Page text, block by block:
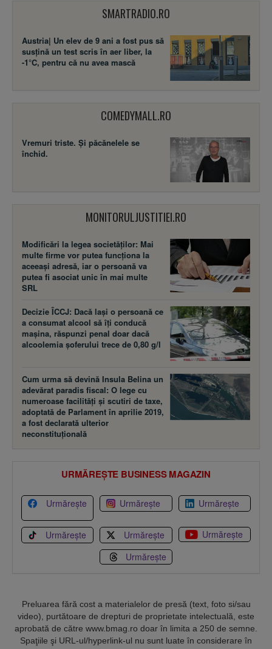
SMARTRADIO.RO
Austria| Un elev de 9 ani a fost pus să
susţină un test scris în aer liber, la
-1°C, pentru că nu avea mască
COMEDYMALL.RO
Vremuri triste. Şi păcănelele se
închid.
MONITORULJUSTITIEI.RO
Modificări la legea societăţilor: Mai
multe firme vor putea funcţiona la
aceeaşi adresă, iar o persoană va
putea fi asociat unic în mai multe
SRL
Decizie ÎCCJ: Dacă laşi o persoană ce
a consumat alcool să îţi conducă
maşina, răspunzi penal doar dacă
alcoolemia şoferului trece de 0,80 g/l
Cum urma să devină Insula Belina un
adevărat paradis fiscal: O lege cu
numeroase facilităţi şi scutiri de taxe,
adoptată de Parlament în aprilie 2019,
a fost declarată ulterior
neconstituţională
URMĂREȘTE BUSINESS MAGAZIN
Urmărește Urmărește Urmărește
Urmărește Urmărește
Urmărește
Urmărește
Preluarea fără cost a materialelor de presă (text, foto si/sau
video), purtătoare de drepturi de proprietate intelectuală, este
aprobată de către www.bmag.ro doar în limita a 250 de semne.
Spaţiile şi URL-ul/hyperlink-ul nu sunt luate în considerare în